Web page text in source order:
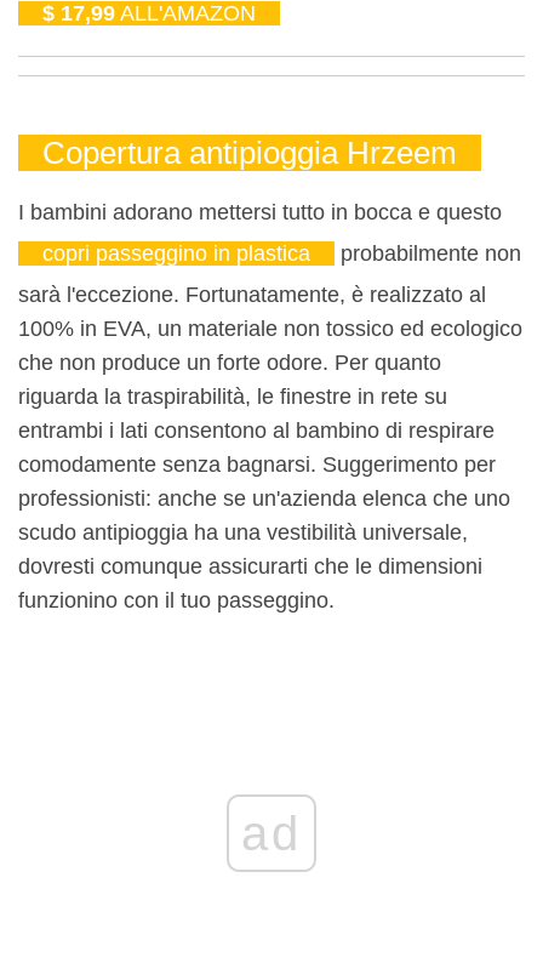
$ 17,99 ALL'AMAZON
Copertura antipioggia Hrzeem
I bambini adorano mettersi tutto in bocca e questo
copri passeggino in plastica
probabilmente non
sarà l'eccezione. Fortunatamente, è realizzato al
100% in EVA, un materiale non tossico ed ecologico
che non produce un forte odore. Per quanto
riguarda la traspirabilità, le finestre in rete su
entrambi i lati consentono al bambino di respirare
comodamente senza bagnarsi. Suggerimento per
professionisti: anche se un'azienda elenca che uno
scudo antipioggia ha una vestibilità universale,
dovresti comunque assicurarti che le dimensioni
funzionino con il tuo passeggino.
ad